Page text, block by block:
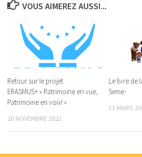
VOUS AIMEREZ AUSSI...
Retour sur le projet
ERASMUS+ » Patrimoine en vue,
Patrimoine en voix! »
26 NOVEMBRE 2021
Le livre de
5eme-
11 MARS